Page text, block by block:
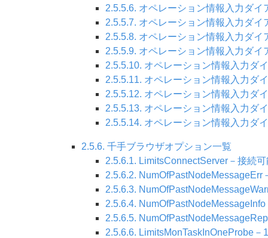
2.5.5.6. オペレーション情報入力ダ
2.5.5.7. オペレーション情報入力ダ
2.5.5.8. オペレーション情報入力ダイ
2.5.5.9. オペレーション情報入力ダ
2.5.5.10. オペレーション情報入力ダ
2.5.5.11. オペレーション情報入力ダ
2.5.5.12. オペレーション情報入力ダ
2.5.5.13. オペレーション情報入力ダ
2.5.5.14. オペレーション情報入力ダ
2.5.6. 千手ブラウザオプション一覧
2.5.6.1. LimitsConnectServer－接続
2.5.6.2.
2.5.6.3.
2.5.6.4.
2.5.6.5.
2.5.6.6. LimitsMonTaskInOneProbe